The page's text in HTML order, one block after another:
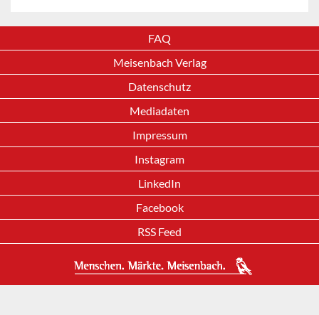
FAQ
Meisenbach Verlag
Datenschutz
Mediadaten
Impressum
Instagram
LinkedIn
Facebook
RSS Feed